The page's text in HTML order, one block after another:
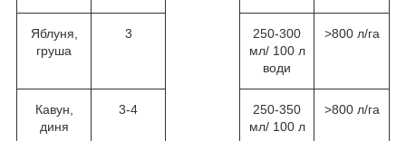
Яблуня,
груша
3
250-300
мл/ 100 л
води
>800 л/га
Кавун,
диня
3-4
250-350
мл/ 100 л
>800 л/га